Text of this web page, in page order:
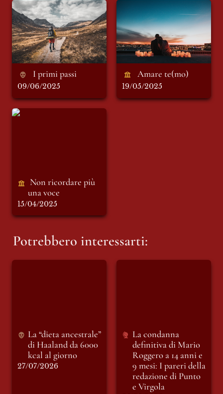
I primi passi
I primi passi
09/06/2025
Amare te(mo)
Amare te(mo)
19/05/2025
Non ricordare più
una voce
15/04/2025
Potrebbero interessarti:
La “dieta ancestrale”
di Haaland da 6000
kcal al giorno
27/07/2026
La condanna
definitiva di Mario
Roggero a 14 anni e
9 mesi: I pareri della
redazione di Punto
e Virgola